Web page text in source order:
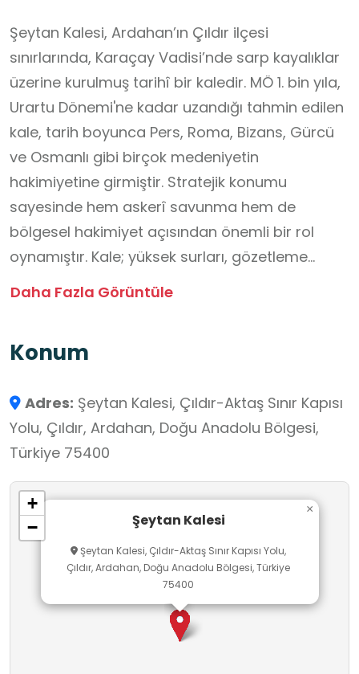
Şeytan Kalesi, Ardahan’ın Çıldır ilçesi
sınırlarında, Karaçay Vadisi’nde sarp kayalıklar
üzerine kurulmuş tarihî bir kaledir. MÖ 1. bin yıla,
Urartu Dönemi'ne kadar uzandığı tahmin edilen
kale, tarih boyunca Pers, Roma, Bizans, Gürcü
ve Osmanlı gibi birçok medeniyetin
hakimiyetine girmiştir. Stratejik konumu
sayesinde hem askerî savunma hem de
bölgesel hakimiyet açısından önemli bir rol
oynamıştır. Kale; yüksek surları, gözetleme
kuleleri, sarnıçları ve iç yapılarıyla dikkat
taşımaktadır. Halk arasında “Şeytan Kalesi”
efsaneler ve yapının gizemli görünümüdür.
Bugün Şeytan Kalesi, Ardahan’ın en önemli
tarihî ve turistik değerlerinden biri olarak
ziyaretçileri çekmekte hem arkeolojik açıdan
hem de kültürel miras kapsamında önemli bir
araştırma alanı oluşturmaktadır.
Daha Fazla Görüntüle
Konum
Adres: Şeytan Kalesi, Çıldır-Aktaş Sınır Kapısı
Yolu, Çıldır, Ardahan, Doğu Anadolu Bölgesi,
Türkiye 75400
Şeytan Kalesi
Şeytan Kalesi, Çıldır-Aktaş Sınır Kapısı Yolu,
Çıldır, Ardahan, Doğu Anadolu Bölgesi, Türkiye
75400
×
+
−